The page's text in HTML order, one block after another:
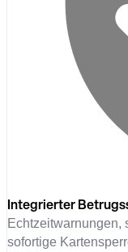
Integrierter
Echtzeitwarnungen,
sofortige